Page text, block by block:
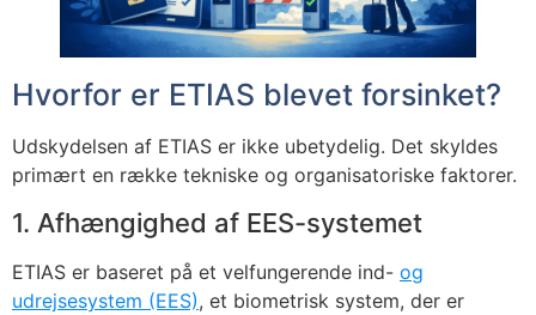
Hvorfor er ETIAS blevet forsinket?
Udskydelsen af ETIAS er ikke ubetydelig. Det skyldes
primært en række tekniske og organisatoriske faktorer.
1. Afhængighed af EES-systemet
ETIAS er baseret på et velfungerende ind- og
udrejsesystem (EES), et biometrisk system, der er